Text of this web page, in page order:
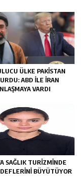
ÜLKE PAKISTAN
ABD ILE İRAN
VARDI
SAĞLIK TURIZMINDE
BÜYÜTÜYOR